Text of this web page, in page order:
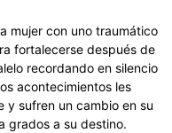
mujer con uno traumático
fortalecerse después de
recordando en silencio
acontecimientos les
y sufren un cambio en su
grados a su destino.